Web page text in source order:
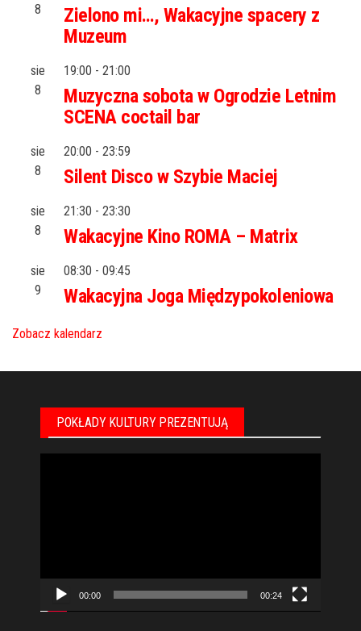
8
Zielono mi…, Wakacyjne spacery z
Muzeum
sie
8
19:00 - 21:00
Muzyczna sobota w Ogrodzie Letnim
SCENA coctail bar
sie
8
20:00 - 23:59
Silent Disco w Szybie Maciej
sie
8
21:30 - 23:30
Wakacyjne Kino ROMA – Matrix
sie
9
08:30 - 09:45
Wakacyjna Joga Międzypokoleniowa
Zobacz kalendarz
POKŁADY KULTURY PREZENTUJĄ
00:00 00:24